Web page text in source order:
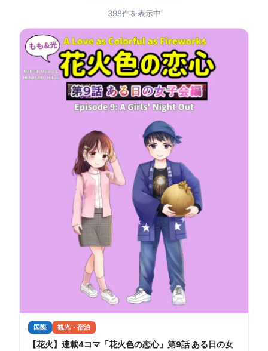
398件を表示中
国際 観光・宿泊
【花火】連載4コマ「花火色の恋心」第9話 ある日の女